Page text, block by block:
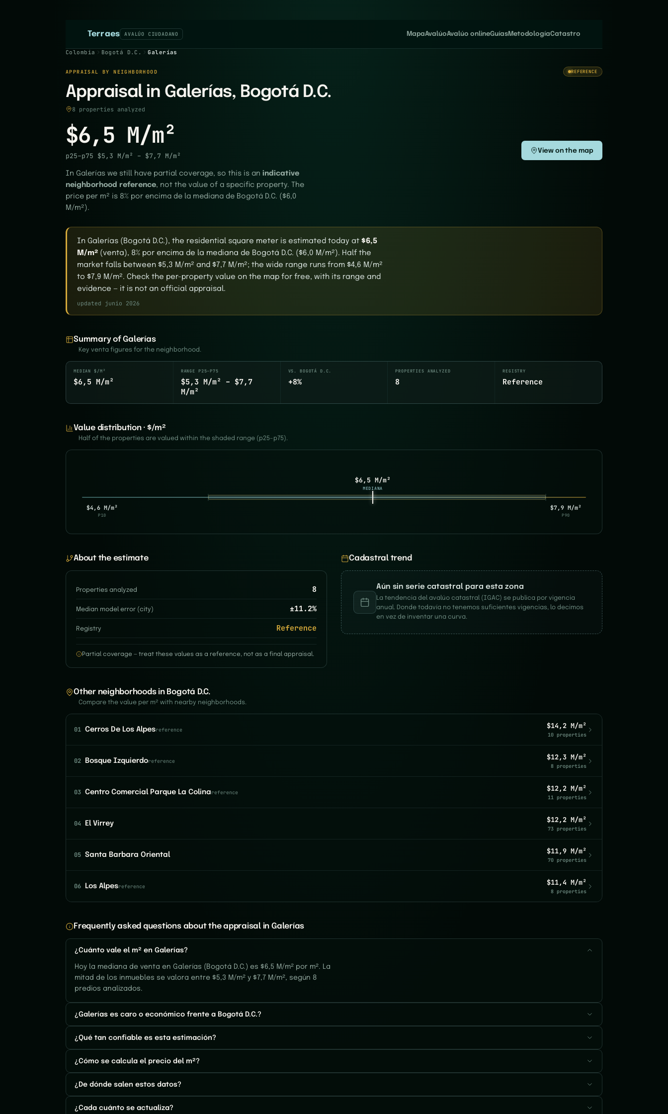
Terraes AVALÚO CIUDADANO MapaAvalúoAvalúo onlineGuíasMetodologíaCatastro
Colombia Bogotá D.C. Galerías
APPRAISAL BY NEIGHBORHOOD REFERENCE
Appraisal in Galerías, Bogotá D.C.
8 properties analyzed
$6,5 M/m²
p25–p75 $5,3 M/m² – $7,7 M/m²
View on the map
In Galerías we still have partial coverage, so this is an indicative
neighborhood reference, not the value of a specific property. The
price per m² is 8% por encima de la mediana de Bogotá D.C. ($6,0
M/m²).
In Galerías (Bogotá D.C.), the residential square meter is estimated today at $6,5
M/m² (venta), 8% por encima de la mediana de Bogotá D.C. ($6,0 M/m²). Half the
market falls between $5,3 M/m² and $7,7 M/m²; the wide range runs from $4,6 M/m²
to $7,9 M/m². Check the per-property value on the map for free, with its range and
evidence — it is not an official appraisal.
updated junio 2026
Summary of Galerías
Key venta figures for the neighborhood.
MEDIAN $/M²
$6,5 M/m²
RANGE P25–P75
$5,3 M/m² – $7,7
M/m²
VS. BOGOTÁ D.C.
+8%
PROPERTIES ANALYZED
8
REGISTRY
Reference
Value distribution · $/m²
Half of the properties are valued within the shaded range (p25–p75).
$4,6 M/m²
P10
$6,5 M/m²
MEDIANA
$7,9 M/m²
P90
About the estimate
Properties analyzed 8
Median model error (city) ±11.2%
Registry Reference
Partial coverage — treat these values as a reference, not as a final appraisal.
Cadastral trend
Aún sin serie catastral para esta zona
La tendencia del avalúo catastral (IGAC) se publica por vigencia
anual. Donde todavía no tenemos suficientes vigencias, lo decimos
en vez de inventar una curva.
Other neighborhoods in Bogotá D.C.
Compare the value per m² with nearby neighborhoods.
01 Cerros De Los Alpesreference $14,2 M/m²
10 properties
02 Bosque Izquierdoreference $12,3 M/m²
8 properties
03 Centro Comercial Parque La Colinareference $12,2 M/m²
11 properties
04 El Virrey $12,2 M/m²
73 properties
05 Santa Barbara Oriental $11,9 M/m²
70 properties
06 Los Alpesreference $11,4 M/m²
8 properties
Frequently asked questions about the appraisal in Galerías
¿Cuánto vale el m² en Galerías?
Hoy la mediana de venta en Galerías (Bogotá D.C.) es $6,5 M/m² por m². La
mitad de los inmuebles se valora entre $5,3 M/m² y $7,7 M/m², según 8
predios analizados.
¿Galerías es caro o económico frente a Bogotá D.C.?
¿Qué tan confiable es esta estimación?
¿Cómo se calcula el precio del m²?
¿De dónde salen estos datos?
¿Cada cuánto se actualiza?